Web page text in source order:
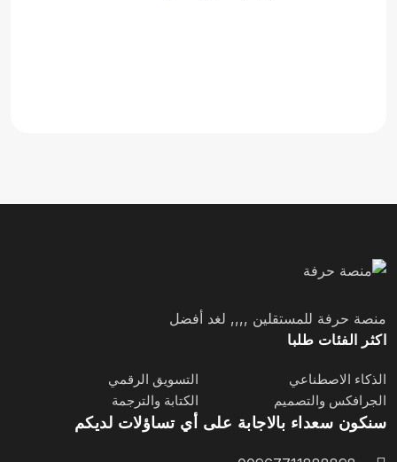
منصة حرفة للمستقلين ,,,, لغد أفضل
اكثر الفئات طلبا
الذكاء الاصطناعي
التسويق الرقمي
الجرافكس والتصميم
الكتابة والترجمة
سنكون سعداء بالاجابة على أي تساؤلات لديكم